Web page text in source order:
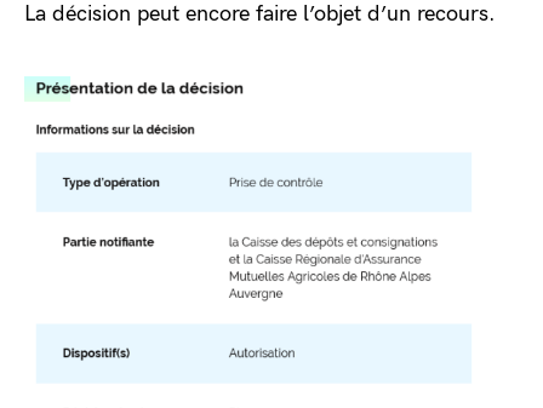
La décision peut encore faire l’objet d’un recours.